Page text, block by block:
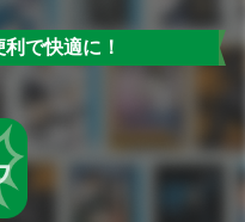
で快適に！